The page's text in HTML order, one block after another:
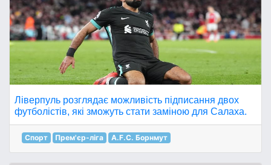
Ліверпуль розглядає можливість підписання двох
футболістів, які зможуть стати заміною для Салаха.
Спорт Прем'єр-ліга A.F.C. Борнмут